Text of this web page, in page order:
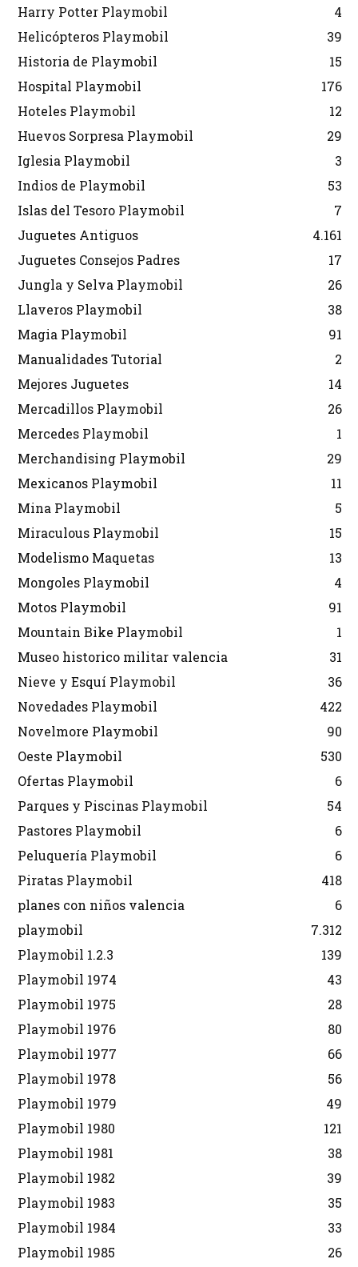
Harry Potter Playmobil
4
Helicópteros Playmobil
39
Historia de Playmobil
15
Hospital Playmobil
176
Hoteles Playmobil
12
Huevos Sorpresa Playmobil
29
Iglesia Playmobil
3
Indios de Playmobil
53
Islas del Tesoro Playmobil
7
Juguetes Antiguos
4.161
Juguetes Consejos Padres
17
Jungla y Selva Playmobil
26
Llaveros Playmobil
38
Magia Playmobil
91
Manualidades Tutorial
2
Mejores Juguetes
14
Mercadillos Playmobil
26
Mercedes Playmobil
1
Merchandising Playmobil
29
Mexicanos Playmobil
11
Mina Playmobil
5
Miraculous Playmobil
15
Modelismo Maquetas
13
Mongoles Playmobil
4
Motos Playmobil
91
Mountain Bike Playmobil
1
Museo historico militar valencia
31
Nieve y Esquí Playmobil
36
Novedades Playmobil
422
Novelmore Playmobil
90
Oeste Playmobil
530
Ofertas Playmobil
6
Parques y Piscinas Playmobil
54
Pastores Playmobil
6
Peluquería Playmobil
6
Piratas Playmobil
418
planes con niños valencia
6
playmobil
7.312
Playmobil 1.2.3
139
Playmobil 1974
43
Playmobil 1975
28
Playmobil 1976
80
Playmobil 1977
66
Playmobil 1978
56
Playmobil 1979
49
Playmobil 1980
121
Playmobil 1981
38
Playmobil 1982
39
Playmobil 1983
35
Playmobil 1984
33
Playmobil 1985
26